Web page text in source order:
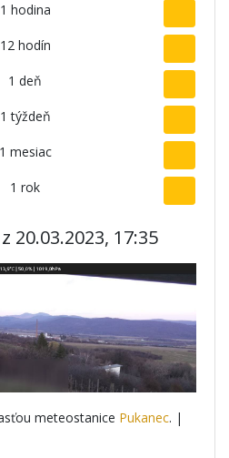
1 hodina
12 hodín
1 deň
1 týždeň
1 mesiac
1 rok
20.03.2023, 17:35
meteostanice Pukanec. |